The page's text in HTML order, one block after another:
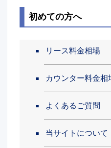
初めての方へ
リース料金相場
カウンター料金相
よくあるご質問
当サイトについて